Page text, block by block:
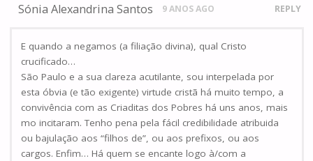
Sónia Alexandrina Santos 9 ANOS AGO REPLY
E quando a negamos (a filiação divina), qual Cristo
crucificado…
São Paulo e a sua clareza acutilante, sou interpelada por
esta óbvia (e tão exigente) virtude cristã há muito tempo, a
convivência com as Criaditas dos Pobres há uns anos, mais
mo incitaram. Tenho pena pela fácil credibilidade atribuida
ou bajulação aos “filhos de”, ou aos prefixos, ou aos
cargos. Enfim… Há quem se encante logo à/com a